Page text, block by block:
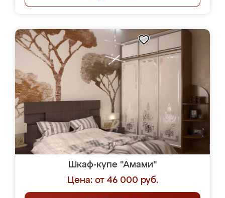
Шкаф-купе "Амами"
Цена: от 46 000 руб.